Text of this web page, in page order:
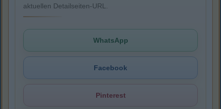
aktuellen Detailseiten-URL.
WhatsApp
Facebook
Pinterest